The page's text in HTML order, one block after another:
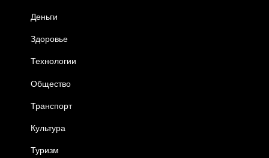
Деньги
Здоровье
Технологии
Общество
Транспорт
Культура
Туризм